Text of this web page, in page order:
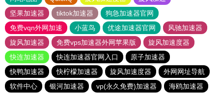
坚果加速器
tiktok加速器
狗急加速器官网
免费vqn外网加速
小蓝鸟 优途加速器官网
风驰加速器
旋风加速器
免费vps加速器外网苹果版
旋风加速度器
快连加速器
快连加速器官网入口
原子加速器
快鸭加速器
快柠檬加速器 旋风加速度器
外网网址导航
软件中心
银河加速器 vp(永久免费)加速器 海鸥加速器